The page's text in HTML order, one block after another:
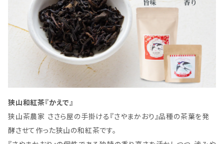
狭山和紅茶『かえで』
狭山茶農家 ささら屋の手掛ける『さやまかおり』品種の茶葉を発
酵させて作った狭山の和紅茶です。